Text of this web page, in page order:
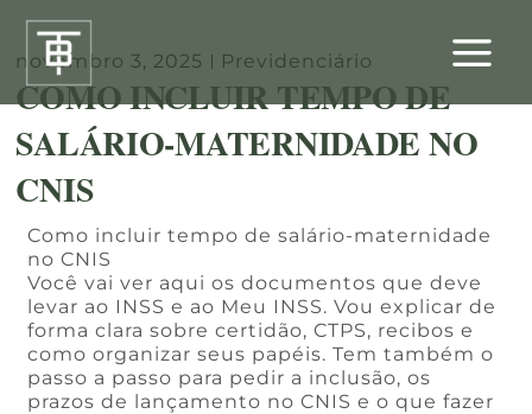
conteúdo
novembro 3, 2025 Previdenciário
COMO INCLUIR TEMPO DE
SALÁRIO-MATERNIDADE NO
CNIS
Como incluir tempo de salário-maternidade
no CNIS
Você vai ver aqui os documentos que deve
levar ao INSS e ao Meu INSS. Vou explicar de
forma clara sobre certidão, CTPS, recibos e
como organizar seus papéis. Tem também o
passo a passo para pedir a inclusão, os
prazos de lançamento no CNIS e o que fazer